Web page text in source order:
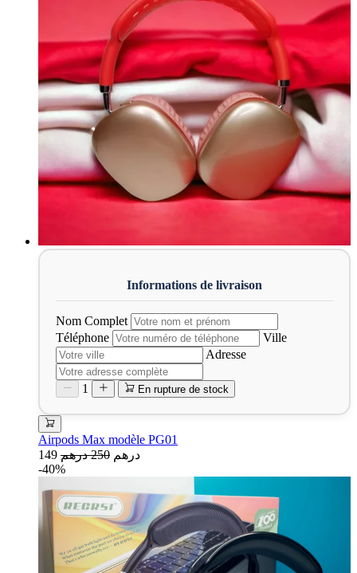
Nom Complet
Téléphone
Ville
Adresse
1 En rupture de stock
Airpods Max modèle PG01
149 درهم 250 درهم
-40%